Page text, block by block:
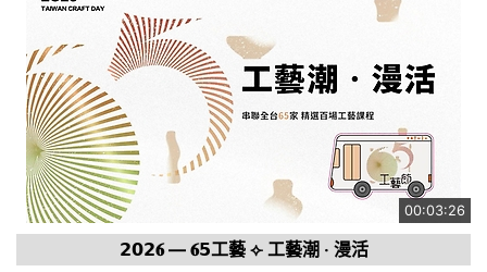
00:03:26
𝟮𝟬𝟮𝟔 — 𝟔𝟱工藝 ⟣ 工藝潮 ‧ 漫活